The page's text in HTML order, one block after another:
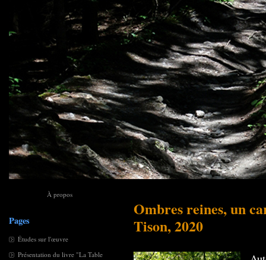
À propos
Pages
Études sur l'œuvre
Présentation du livre "La Table
Ombres reines, un
Tison, 2020